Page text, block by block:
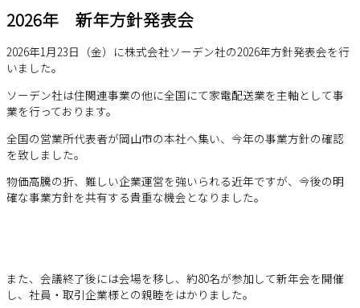
2026年 新年方針発表会
2026年1月23日（金）に株式会社ソーデン社の2026年方針発表会を行
いました。
ソーデン社は住関連事業の他に全国にて家電配送業を主軸として事
業を行っております。
全国の営業所代表者が岡山市の本社へ集い、今年の事業方針の確認
を致しました。
物価高騰の折、難しい企業運営を強いられる近年ですが、今後の明
確な事業方針を共有する貴重な機会となりました。
また、会議終了後には会場を移し、約80名が参加して新年会を開催
し、社員・取引企業様との親睦をはかりました。